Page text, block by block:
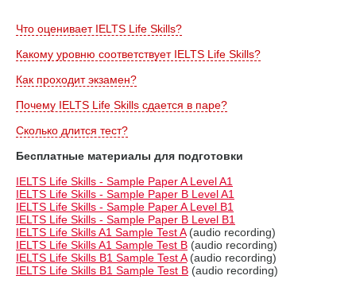
Что оценивает IELTS Life Skills?
Какому уровню соответствует IELTS Life Skills?
Как проходит экзамен?
Почему IELTS Life Skills сдается в паре?
Сколько длится тест?
Бесплатные материалы для подготовки
IELTS Life Skills - Sample Paper A Level A1
IELTS Life Skills - Sample Paper B Level A1
IELTS Life Skills - Sample Paper A Level B1
IELTS Life Skills - Sample Paper B Level B1
IELTS Life Skills A1 Sample Test A(audio recording)
IELTS Life Skills A1 Sample Test B (audio recording)
IELTS Life Skills B1 Sample Test A(audio recording)
IELTS Life Skills B1 Sample Test B (audio recording)